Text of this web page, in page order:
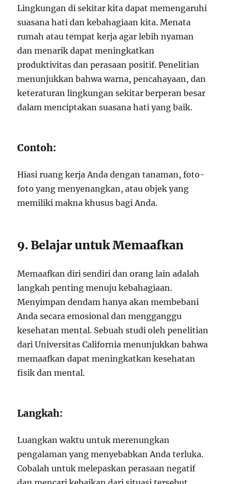
Lingkungan di sekitar kita dapat memengaruhi
suasana hati dan kebahagiaan kita. Menata
rumah atau tempat kerja agar lebih nyaman
dan menarik dapat meningkatkan
produktivitas dan perasaan positif. Penelitian
menunjukkan bahwa warna, pencahayaan, dan
keteraturan lingkungan sekitar berperan besar
dalam menciptakan suasana hati yang baik.
Contoh:
Hiasi ruang kerja Anda dengan tanaman, foto-
foto yang menyenangkan, atau objek yang
memiliki makna khusus bagi Anda.
9. Belajar untuk Memaafkan
Memaafkan diri sendiri dan orang lain adalah
langkah penting menuju kebahagiaan.
Menyimpan dendam hanya akan membebani
Anda secara emosional dan mengganggu
kesehatan mental. Sebuah studi oleh penelitian
dari Universitas California menunjukkan bahwa
memaafkan dapat meningkatkan kesehatan
fisik dan mental.
Langkah:
Luangkan waktu untuk merenungkan
pengalaman yang menyebabkan Anda terluka.
Cobalah untuk melepaskan perasaan negatif